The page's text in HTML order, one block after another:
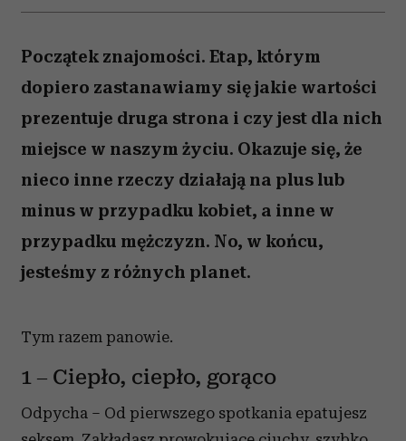
Początek znajomości. Etap, którym
dopiero zastanawiamy się jakie wartości
prezentuje druga strona i czy jest dla nich
miejsce w naszym życiu. Okazuje się, że
nieco inne rzeczy działają na plus lub
minus w przypadku kobiet, a inne w
przypadku mężczyzn. No, w końcu,
jesteśmy z różnych planet.
Tym razem panowie.
1 – Ciepło, ciepło, gorąco
Odpycha – Od pierwszego spotkania epatujesz